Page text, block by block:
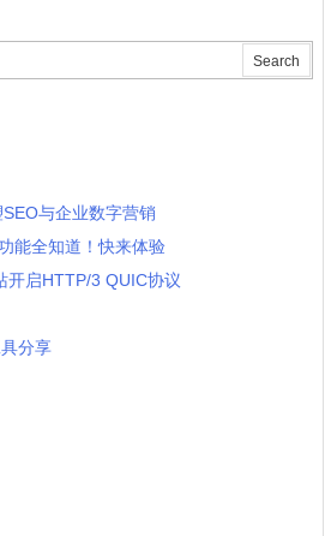
与企业数字营销
能全知道！快来体验
开启HTTP/3 QUIC协议
分享